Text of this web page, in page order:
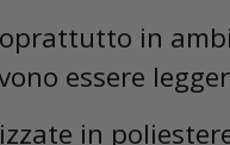
in
essere
in